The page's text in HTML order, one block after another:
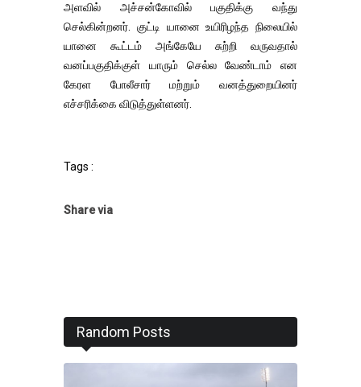
அளவில் அச்சன்கோவில் பகுதிக்கு வந்து
செல்கின்றனர். குட்டி யானை உயிரிழந்த நிலையில்
யானை கூட்டம் அங்கேயே சுற்றி வருவதால்
வனப்பகுதிக்குள் யாரும் செல்ல வேண்டாம் என
கேரள போலீசார் மற்றும் வனத்துறையினர்
எச்சரிக்கை விடுத்துள்ளனர்.
Tags :
Share via
Random Posts